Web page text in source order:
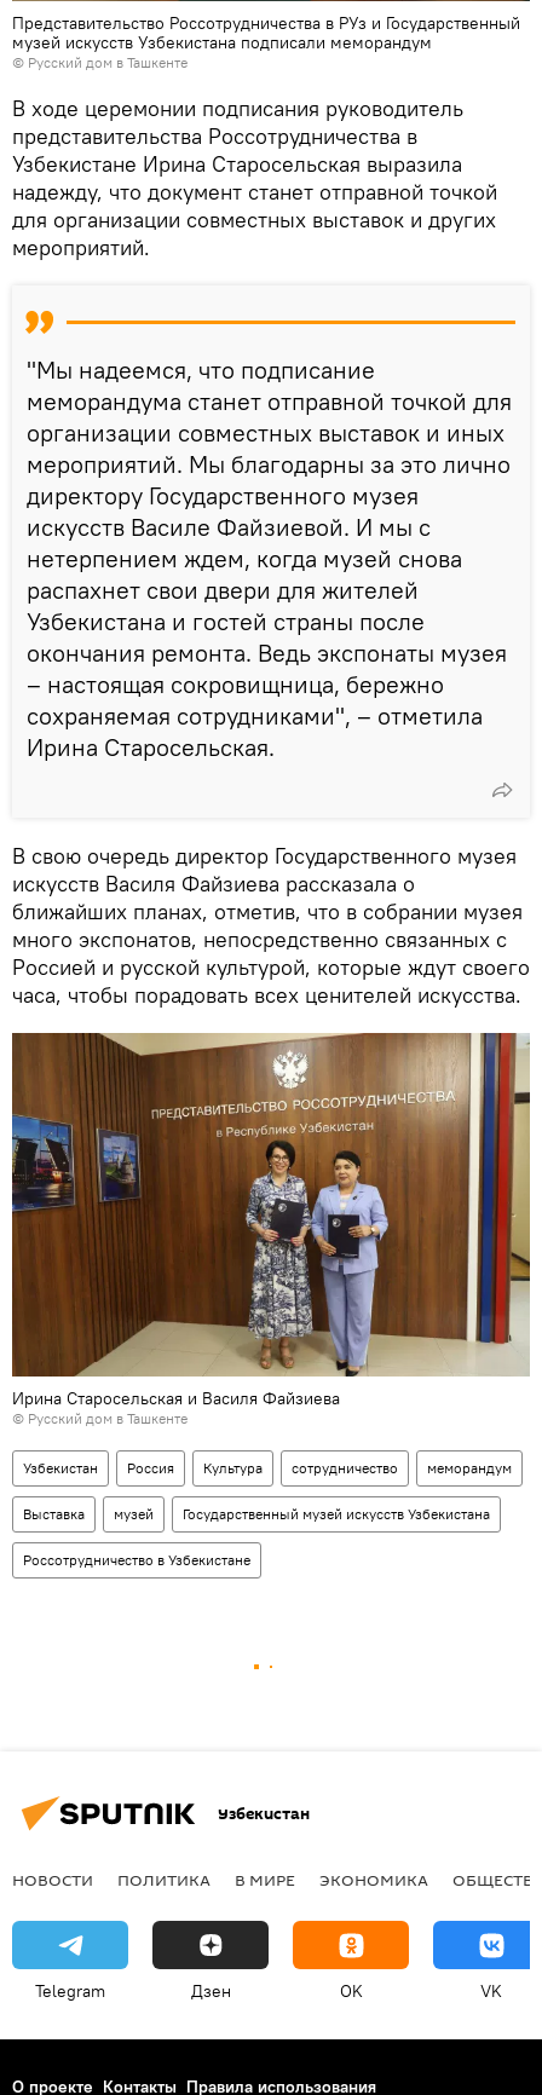
Представительство Россотрудничества в РУз и Государственный
музей искусств Узбекистана подписали меморандум
© Русский дом в Ташкенте
В ходе церемонии подписания руководитель
представительства Россотрудничества в
Узбекистане Ирина Старосельская выразила
надежду, что документ станет отправной точкой
для организации совместных выставок и других
мероприятий.
"Мы надеемся, что подписание
меморандума станет отправной точкой для
организации совместных выставок и иных
мероприятий. Мы благодарны за это лично
директору Государственного музея
искусств Василе Файзиевой. И мы с
нетерпением ждем, когда музей снова
распахнет свои двери для жителей
Узбекистана и гостей страны после
окончания ремонта. Ведь экспонаты музея
– настоящая сокровищница, бережно
сохраняемая сотрудниками", – отметила
Ирина Старосельская.
В свою очередь директор Государственного музея
искусств Василя Файзиева рассказала о
ближайших планах, отметив, что в собрании музея
много экспонатов, непосредственно связанных с
Россией и русской культурой, которые ждут своего
часа, чтобы порадовать всех ценителей искусства.
Ирина Старосельская и Василя Файзиева
© Русский дом в Ташкенте
Узбекистан Россия Культура сотрудничество меморандум
Выставка музей Государственный музей искусств Узбекистана
Россотрудничество в Узбекистане
Узбекистан
НОВОСТИ ПОЛИТИКА В МИРЕ ЭКОНОМИКА
Telegram Дзен OK VK
О проекте Контакты Правила использования